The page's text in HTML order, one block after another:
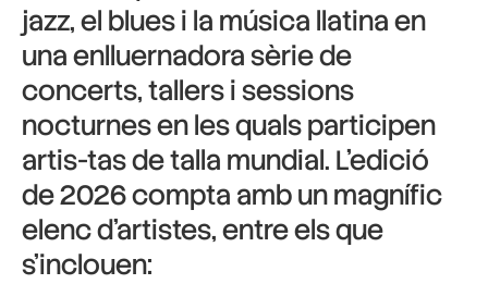
jazz, el blues i la música llatina en
una enlluernadora sèrie de
concerts, tallers i sessions
nocturnes en les quals participen
artis-tas de talla mundial. L’edició
de 2026 compta amb un magnífic
elenc d’artistes, entre els que
s’inclouen: